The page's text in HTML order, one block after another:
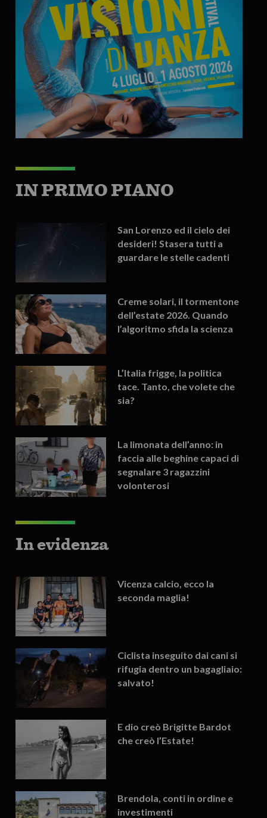
IN PRIMO PIANO
San Lorenzo ed il cielo dei
desideri! Stasera tutti a
guardare le stelle cadenti
Creme solari, il tormentone
dell’estate 2026. Quando
l’algoritmo sfida la scienza
L’Italia frigge, la politica
tace. Tanto, che volete che
sia?
La limonata dell’anno: in
faccia alle beghine capaci di
segnalare 3 ragazzini
volonterosi
In evidenza
Vicenza calcio, ecco la
seconda maglia!
Ciclista inseguito dai cani si
rifugia dentro un bagagliaio:
salvato!
E dio creò Brigitte Bardot
che creò l’Estate!
Brendola, conti in ordine e
investimenti